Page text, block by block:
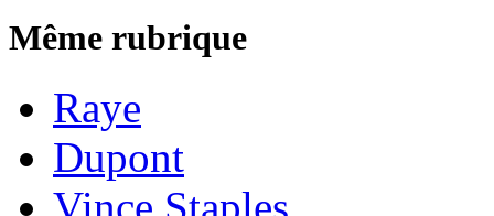
Même rubrique
Raye
Dupont
Vince Staples